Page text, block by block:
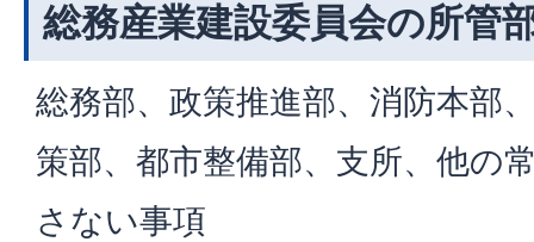
総務産業建設委員会の所管
総務部、政策推進部、消防本部
策部、都市整備部、支所、他の
さない事項